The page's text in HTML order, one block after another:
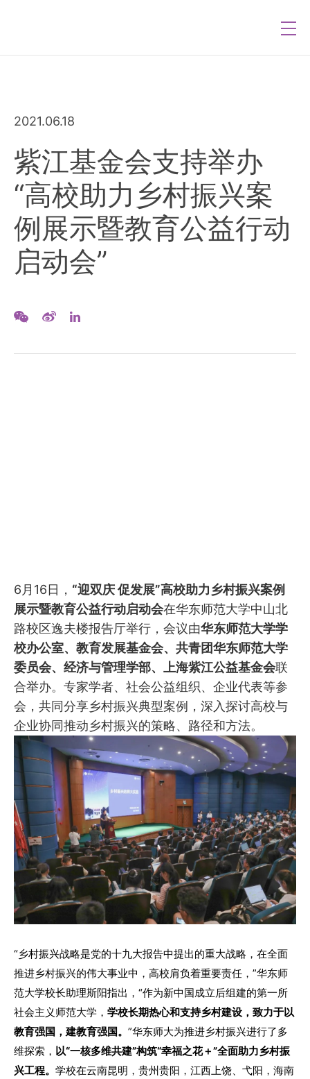
2021.06.18
紫江基金会支持举办
“高校助力乡村振兴案
例展示暨教育公益行动
启动会”
6月16日， “迎双庆 促发展”高校助力乡村振兴案例
展示暨教育公益行动启动会在华东师范大学中山北
路校区逸夫楼报告厅举行，会议由华东师范大学学
校办公室、教育发展基金会、共青团华东师范大学
委员会、经济与管理学部、上海紫江公益基金会联
合举办。专家学者、社会公益组织、企业代表等参
会，共同分享乡村振兴典型案例，深入探讨高校与
企业协同推动乡村振兴的策略、路径和方法。
“乡村振兴战略是党的十九大报告中提出的重大战略，在全面
推进乡村振兴的伟大事业中，高校肩负着重要责任，”华东师
范大学校长助理斯阳指出，“作为新中国成立后组建的第一所
社会主义师范大学， 学校长期热心和支持乡村建设，致力于以
教育强国，建教育强国。 ”华东师大为推进乡村振兴进行了多
维探索， 以“一核多维共建”构筑“幸福之花＋”全面助力乡村振
兴工程。 学校在云南昆明，贵州贵阳，江西上饶、弋阳，海南